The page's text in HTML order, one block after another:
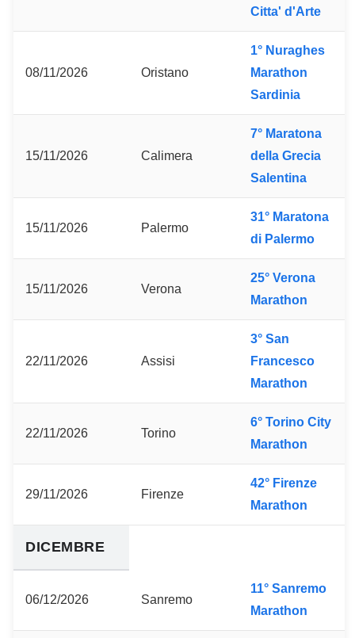
Citta' d'Arte
08/11/2026 Oristano
1° Nuraghes
Marathon
Sardinia
15/11/2026 Calimera
7° Maratona
della Grecia
Salentina
15/11/2026 Palermo
31° Maratona
di Palermo
15/11/2026 Verona
25° Verona
Marathon
22/11/2026 Assisi
3° San
Francesco
Marathon
22/11/2026 Torino
6° Torino City
Marathon
29/11/2026 Firenze
42° Firenze
Marathon
DICEMBRE
06/12/2026 Sanremo
11° Sanremo
Marathon